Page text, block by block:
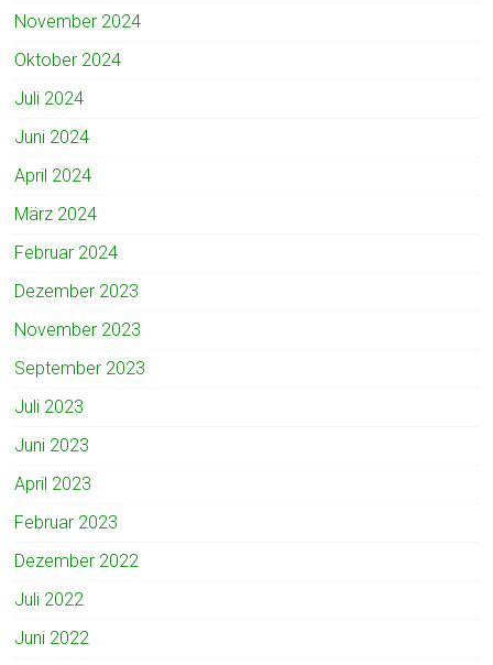
November 2024
Oktober 2024
Juli 2024
Juni 2024
April 2024
März 2024
Februar 2024
Dezember 2023
November 2023
September 2023
Juli 2023
Juni 2023
April 2023
Februar 2023
Dezember 2022
Juli 2022
Juni 2022